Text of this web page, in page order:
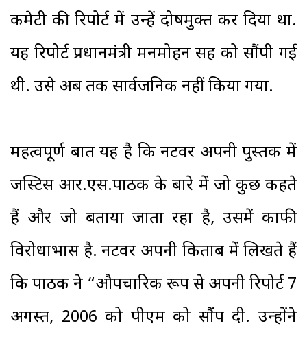
कमेटी की रिपोर्ट में उन्हें दोषमुक्त कर दिया था.
यह रिपोर्ट प्रधानमंत्री मनमोहन सिंह को सौंपी गई
थी. उसे अब तक सार्वजनिक नहीं किया गया.
महत्वपूर्ण बात यह है कि नटवर अपनी पुस्तक में
जस्टिस आर.एस.पाठक के बारे में जो कुछ कहते
हैं और जो बताया जाता रहा है, उसमें काफी
विरोधाभास है. नटवर अपनी किताब में लिखते हैं
कि पाठक ने “औपचारिक रूप से अपनी रिपोर्ट 7
अगस्त, 2006 को पीएम को सौंप दी. उन्होंने